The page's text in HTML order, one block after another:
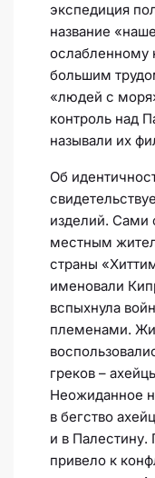
экспедиция
название
ослабленному
большим
«людей с
контроль над
называли их
Об
изделий. Сами
местным
страны
именовали
вспыхнула
племенами.
греков –
Неожиданное
в бегство
и в
привело к